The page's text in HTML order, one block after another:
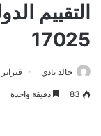
التقييم
17025
خالد نادي فبراير 22, 2025
83 دقيقة واحدة